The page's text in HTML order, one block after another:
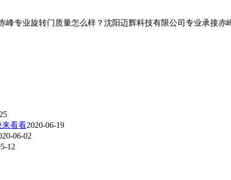
专业旋转门质量怎么样？沈阳迈辉科技有限公司专业承接赤
来看看2020-06-19
06-02
12